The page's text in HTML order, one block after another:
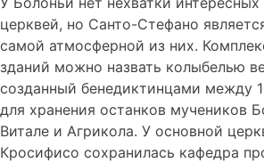
церквей, но Санто-Стефано
самой атмосферной из них.
зданий можно назвать колыбелью
созданный бенедиктинцами между
для хранения останков мучеников
Витале и Агрикола. У основной
Кросифисо сохранилась кафедра